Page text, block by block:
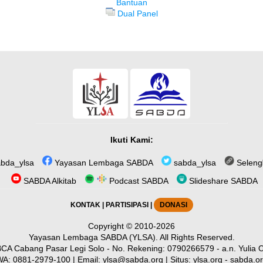
Bantuan
Dual Panel
Ikuti Kami:
Yayasan Lembaga SABDA sabda_ylsa
SABDA Alkitab
Podcast SABDA Slideshare SABDA
KONTAK | PARTISIPASI| DONASI
Copyright © 2010-2026
Yayasan Lembaga SABDA (YLSA). All Rights Reserved.
Cabang Pasar Legi Solo - No. Rekening: 0790266579 - a.n. Yulia
0881-2979-100| Email: ylsa@sabda.org | Situs: ylsa.org -